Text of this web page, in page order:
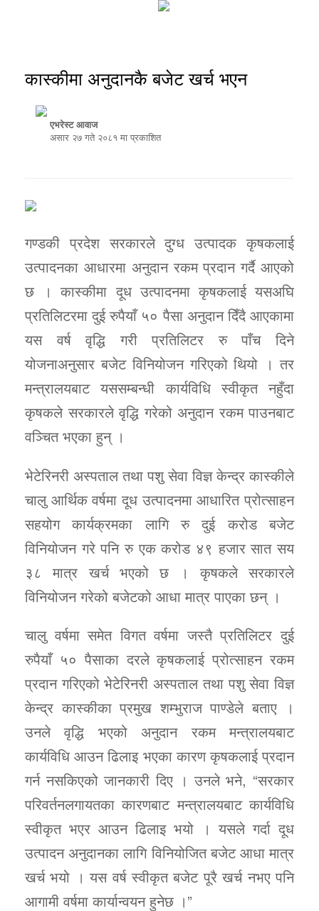
कास्कीमा अनुदानकै बजेट खर्च भएन
एभरेस्ट आवाज
असार २७ गते २०८१ मा प्रकाशित
गण्डकी प्रदेश सरकारले दुग्ध उत्पादक कृषकलाई
उत्पादनका आधारमा अनुदान रकम प्रदान गर्दै आएको
छ । कास्कीमा दूध उत्पादनमा कृषकलाई यसअघि
प्रतिलिटरमा दुई रुपैयाँ ५० पैसा अनुदान दिँदै आएकामा
यस वर्ष वृद्धि गरी प्रतिलिटर रु पाँच दिने
योजनाअनुसार बजेट विनियोजन गरिएको थियो । तर
मन्त्रालयबाट यससम्बन्धी कार्यविधि स्वीकृत नहुँदा
कृषकले सरकारले वृद्धि गरेको अनुदान रकम पाउनबाट
वञ्चित भएका हुन् ।
भेटेरिनरी अस्पताल तथा पशु सेवा विज्ञ केन्द्र कास्कीले
चालु आर्थिक वर्षमा दूध उत्पादनमा आधारित प्रोत्साहन
सहयोग कार्यक्रमका लागि रु दुई करोड बजेट
विनियोजन गरे पनि रु एक करोड ४९ हजार सात सय
३८ मात्र खर्च भएको छ । कृषकले सरकारले
विनियोजन गरेको बजेटको आधा मात्र पाएका छन् ।
चालु वर्षमा समेत विगत वर्षमा जस्तै प्रतिलिटर दुई
रुपैयाँ ५० पैसाका दरले कृषकलाई प्रोत्साहन रकम
प्रदान गरिएको भेटेरिनरी अस्पताल तथा पशु सेवा विज्ञ
केन्द्र कास्कीका प्रमुख शम्भुराज पाण्डेले बताए ।
उनले वृद्धि भएको अनुदान रकम मन्त्रालयबाट
कार्यविधि आउन ढिलाइ भएका कारण कृषकलाई प्रदान
गर्न नसकिएको जानकारी दिए । उनले भने, “सरकार
परिवर्तनलगायतका कारणबाट मन्त्रालयबाट कार्यविधि
स्वीकृत भएर आउन ढिलाइ भयो । यसले गर्दा दूध
उत्पादन अनुदानका लागि विनियोजित बजेट आधा मात्र
खर्च भयो । यस वर्ष स्वीकृत बजेट पूरै खर्च नभए पनि
आगामी वर्षमा कार्यान्वयन हुनेछ ।”